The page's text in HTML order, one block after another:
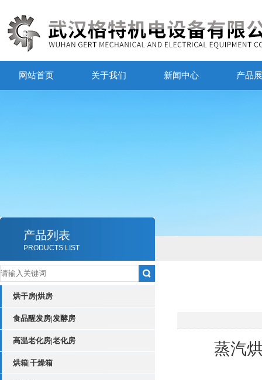
网站首页 关于我们 新闻中心 产品
产品列表
PRODUCTS LIST
烘干房|烘房
食品醒发房|发酵房
高温老化房|老化房
烘箱|干燥箱
蒸汽烘